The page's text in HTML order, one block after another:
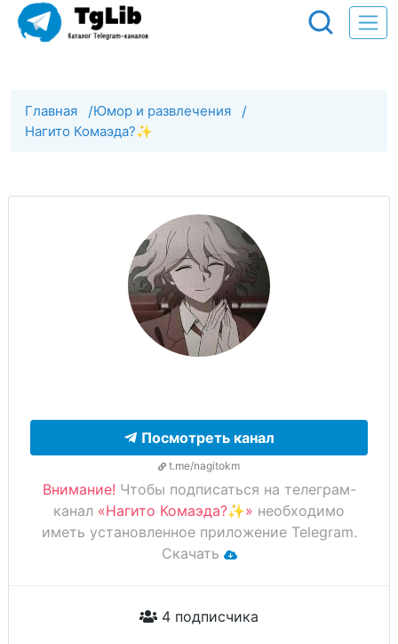
Главная /Юмор и развлечения /
Нагито Комаэда?✨
Посмотреть канал
t.me/nagitokm
Внимание! Чтобы подписаться на телеграм-
канал «Нагито Комаэда?✨» необходимо
иметь установленное приложение Telegram.
Скачать
4 подписчика